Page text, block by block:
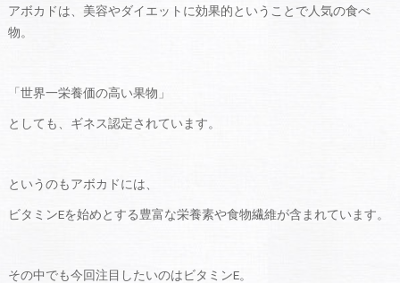
アボカドは、美容やダイエットに効果的ということで人気の食べ
物。
「世界一栄養価の高い果物」
としても、ギネス認定されています。
というのもアボカドには、
ビタミンEを始めとする豊富な栄養素や食物繊維が含まれています。
その中でも今回注目したいのはビタミンE。